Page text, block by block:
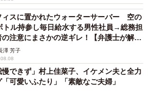
7/21
さん提供）
は、学術系クラウドファンディング
ィスに置かれたウォーターサーバー 空の
トル持参し毎日給水する男性社員→総務担
の注意にまさかの逆ギレ！【弁護士が解
澤 芳子
慢できず」村上佳菜子、イケメン夫と全力
可愛いふたり」「素敵なご夫婦」